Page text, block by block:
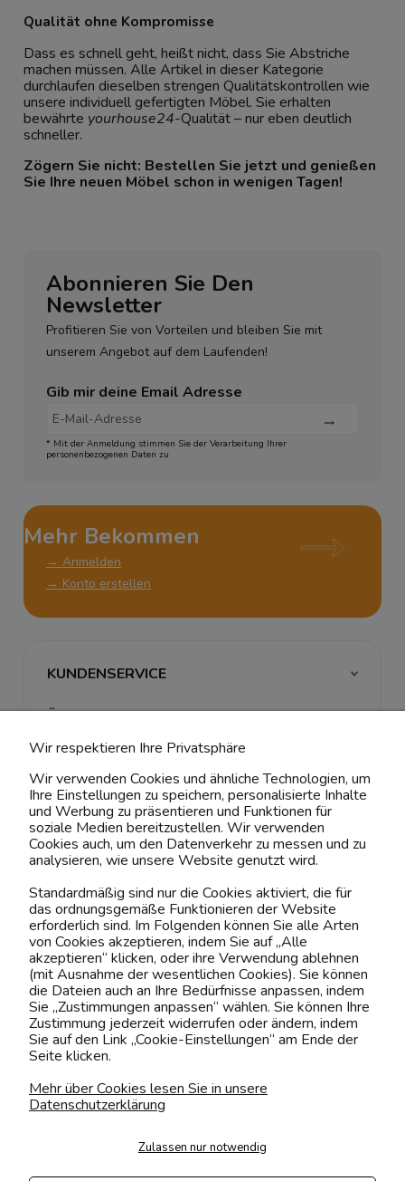
Qualität ohne Kompromisse
Dass es schnell geht, heißt nicht, dass Sie Abstriche
machen müssen. Alle Artikel in dieser Kategorie
durchlaufen dieselben strengen Qualitätskontrollen wie
unsere individuell gefertigten Möbel. Sie erhalten
bewährte yourhouse24-Qualität – nur eben deutlich
schneller.
Zögern Sie nicht: Bestellen Sie jetzt und genießen
Sie Ihre neuen Möbel schon in wenigen Tagen!
Abonnieren Sie Den
Newsletter
Profitieren Sie von Vorteilen und bleiben Sie mit
unserem Angebot auf dem Laufenden!
Gib mir deine Email Adresse
* Mit der Anmeldung stimmen Sie der Verarbeitung Ihrer
personenbezogenen Daten zu
Mehr Bekommen
→ Anmelden
→ Konto erstellen
Kontaktiere uns!
0151 12200811
shop@yourhouse24.eu
Mo. - Fr. 07:00-15:00
KUNDENSERVICE
ÜBER UNS & RECHTLICHES
MEIN ACCOUNT
BELIEBTE KATEGORIEN
Transportarten
Wir respektieren Ihre Privatsphäre
Wir verwenden Cookies und ähnliche Technologien, um
Ihre Einstellungen zu speichern, personalisierte Inhalte
und Werbung zu präsentieren und Funktionen für
soziale Medien bereitzustellen. Wir verwenden
Cookies auch, um den Datenverkehr zu messen und zu
analysieren, wie unsere Website genutzt wird.
Standardmäßig sind nur die Cookies aktiviert, die für
das ordnungsgemäße Funktionieren der Website
erforderlich sind. Im Folgenden können Sie alle Arten
von Cookies akzeptieren, indem Sie auf „Alle
akzeptieren“ klicken, oder ihre Verwendung ablehnen
(mit Ausnahme der wesentlichen Cookies). Sie können
die Dateien auch an Ihre Bedürfnisse anpassen, indem
Sie „Zustimmungen anpassen“ wählen. Sie können Ihre
Zustimmung jederzeit widerrufen oder ändern, indem
Sie auf den Link „Cookie-Einstellungen“ am Ende der
Seite klicken.
Mehr über Cookies lesen Sie in unsere
Datenschutzerklärung
Zulassen nur notwendig